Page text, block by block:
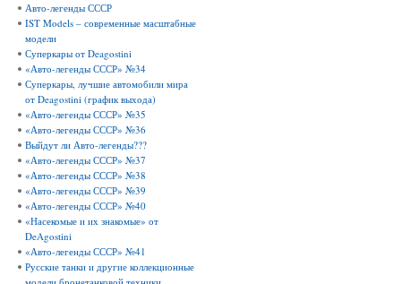
Авто-легенды СССР
IST Models – современные масштабные
модели
Суперкары от Deagostini
«Авто-легенды СССР» №34
Суперкары, лучшие автомобили мира
от Deagostini (график выхода)
«Авто-легенды СССР» №35
«Авто-легенды СССР» №36
Выйдут ли Авто-легенды???
«Авто-легенды СССР» №37
«Авто-легенды СССР» №38
«Авто-легенды СССР» №39
«Авто-легенды СССР» №40
«Насекомые и их знакомые» от
DeAgostini
«Авто-легенды СССР» №41
Русские танки и другие коллекционные